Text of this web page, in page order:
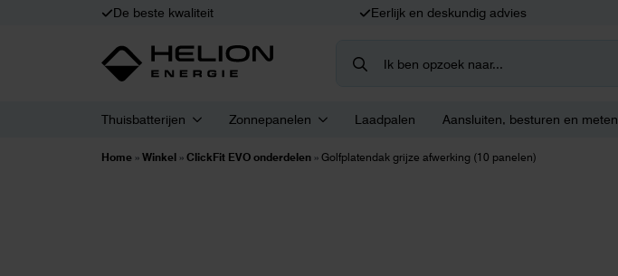
De beste kwaliteit Eerlijk en deskundig advies
for:
Thuisbatterijen Zonnepanelen Laadpalen Aansluiten, besturen en meten
Home » Winkel » ClickFit EVO onderdelen » Golfplatendak grijze afwerking (10 panelen)